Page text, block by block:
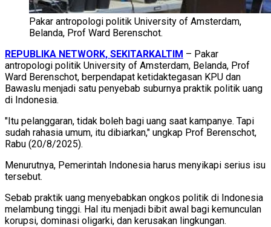
Pakar antropologi politik University of Amsterdam,
Belanda, Prof Ward Berenschot.
REPUBLIKA NETWORK, SEKITARKALTIM – Pakar
antropologi politik University of Amsterdam, Belanda, Prof
Ward Berenschot, berpendapat ketidaktegasan KPU dan
Bawaslu menjadi satu penyebab suburnya praktik politik uang
di Indonesia.
"Itu pelanggaran, tidak boleh bagi uang saat kampanye. Tapi
sudah rahasia umum, itu dibiarkan," ungkap Prof Berenschot,
Rabu (20/8/2025).
Menurutnya, Pemerintah Indonesia harus menyikapi serius isu
tersebut.
Sebab praktik uang menyebabkan ongkos politik di Indonesia
melambung tinggi. Hal itu menjadi bibit awal bagi kemunculan
korupsi, dominasi oligarki, dan kerusakan lingkungan.